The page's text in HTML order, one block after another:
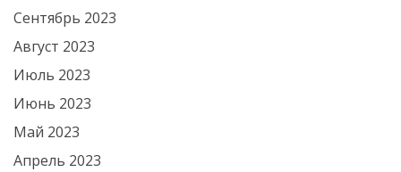
Сентябрь 2023
Август 2023
Июль 2023
Июнь 2023
Май 2023
Апрель 2023